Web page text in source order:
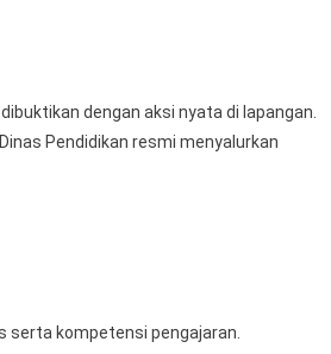
dengan aksi nyata di lapangan.
Pendidikan resmi menyalurkan
serta kompetensi pengajaran.